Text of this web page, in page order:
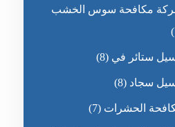
مكافحة سوس الخشب
ستائر في (8)
سجاد (8)
الحشرات (7)